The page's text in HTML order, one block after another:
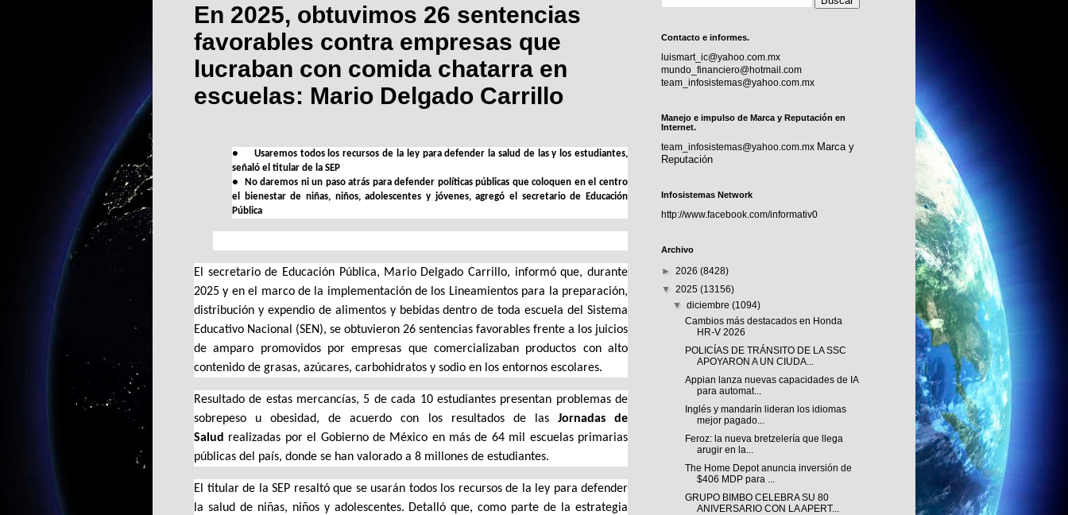
En 2025, obtuvimos 26 sentencias
favorables contra empresas que
lucraban con comida chatarra en
escuelas: Mario Delgado Carrillo
● Usaremos todos los recursos de la ley para defender la salud de las y los estudiantes,
señaló el titular de la SEP
●
No daremos ni un paso atrás para defender políticas públicas que coloquen en el centro
el bienestar de niñas, niños, adolescentes y jóvenes, agregó el secretario de Educación
Pública
El secretario de Educación Pública, Mario Delgado Carrillo, informó que, durante
2025 y en el marco de la implementación de los Lineamientos para la preparación,
distribución y expendio de alimentos y bebidas dentro de toda escuela del Sistema
Educativo Nacional (SEN), se obtuvieron 26 sentencias favorables frente a los juicios
de amparo promovidos por empresas que comercializaban productos con alto
contenido de grasas, azúcares, carbohidratos y sodio en los entornos escolares.
Resultado de estas mercancías, 5 de cada 10 estudiantes presentan problemas de
sobrepeso u obesidad, de acuerdo con los resultados de las Jornadas de
Salud realizadas por el Gobierno de México en más de 64 mil escuelas primarias
públicas del país, donde se han valorado a 8 millones de estudiantes.
El titular de la SEP resaltó que se usarán todos los recursos de la ley para defender
la salud de niñas, niños y adolescentes. Detalló que, como parte de la estrategia
Contacto e informes.
luismart_ic@yahoo.com.mx
mundo_financiero@hotmail.com
team_infosistemas@yahoo.com.mx
Manejo e impulso de Marca y Reputación en
Internet.
team_infosistemas@yahoo.com.mx Marca y
Reputación
Infosistemas Network
http://www.facebook.com/informativ0
Archivo
► 2026 (8428)
▼ 2025 (13156)
▼diciembre(1094)
Cambios más destacados en Honda
HR-V 2026
POLICÍAS DE TRÁNSITO DE LA SSC
APOYARON A UN CIUDA...
Appian lanza nuevas capacidades de IA
para automat...
Inglés y mandarín lideran los idiomas
mejor pagado...
Feroz: la nueva bretzelería que llega
arugir en la...
The Home Depot anuncia inversión de
$406 MDP para ...
GRUPO BIMBO CELEBRA SU 80
ANIVERSARIO CON LA APERT...